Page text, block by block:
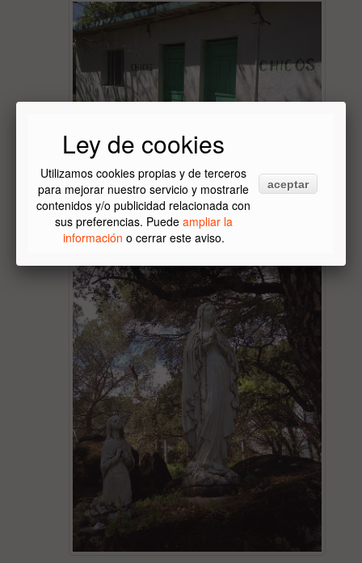
Ley de cookies
Utilizamos cookies propias y de terceros
para mejorar nuestro servicio y mostrarle
contenidos y/o publicidad relacionada con
sus preferencias. Puede ampliar la
información o cerrar este aviso.
aceptar